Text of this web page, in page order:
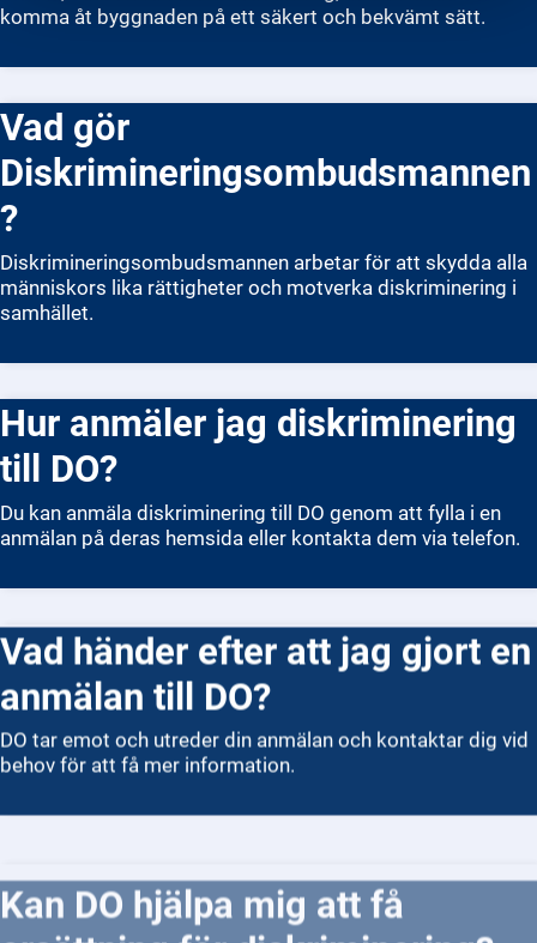
komma åt byggnaden på ett säkert och bekvämt sätt.
Vad gör
Diskrimineringsombudsmannen
?
Diskrimineringsombudsmannen arbetar för att skydda alla
människors lika rättigheter och motverka diskriminering i
samhället.
Hur anmäler jag diskriminering
till DO?
Du kan anmäla diskriminering till DO genom att fylla i en
anmälan på deras hemsida eller kontakta dem via telefon.
Vad händer efter att jag gjort en
anmälan till DO?
DO tar emot och utreder din anmälan och kontaktar dig vid
behov för att få mer information.
Kan DO hjälpa mig att få
ersättning för diskriminering?